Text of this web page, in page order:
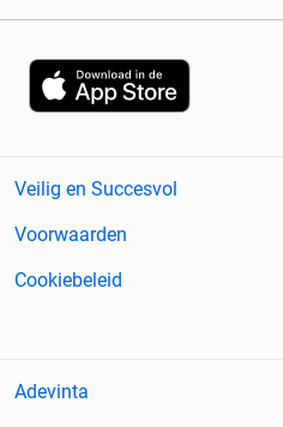
Veilig en Succesvol
Voorwaarden
Cookiebeleid
Adevinta